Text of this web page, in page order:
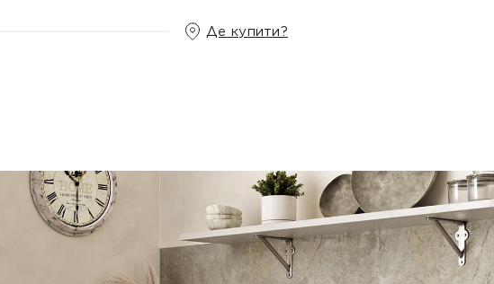
Де купити?